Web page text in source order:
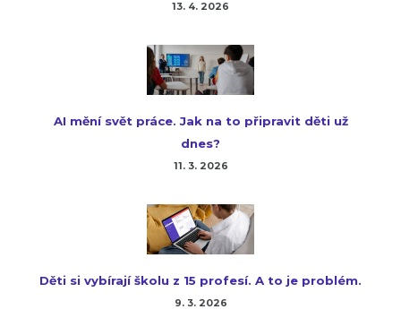
13. 4. 2026
AI mění svět práce. Jak na to připravit děti už
dnes?
11. 3. 2026
Děti si vybírají školu z 15 profesí. A to je problém.
9. 3. 2026